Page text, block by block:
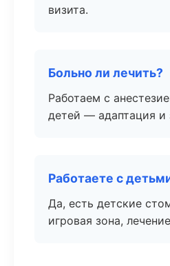
визита.
Больно ли лечить?
Работаем с
детей — адаптация и
Работаете с
Да, есть детские
игровая зона,